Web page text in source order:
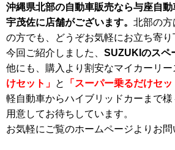
沖縄県北部の自動車販売なら与座自
宇茂佐に店舗がございます。 北部の方
の方でも、どうぞお気軽にお立ち寄り
今回ご紹介しました、 SUZUKIのスペ
他にも、購入より割安なマイカーリー
けセット」 と 「スーパー乗るだけセッ
軽自動車からハイブリッドカーまで
用意してお待ちしています。
お気軽にご覧のホームページよりお問